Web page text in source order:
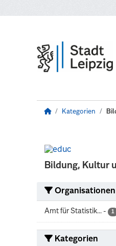
Kategorien
Bildung, Kultur
Organisationen
Amt für Statistik... - 1
Kategorien